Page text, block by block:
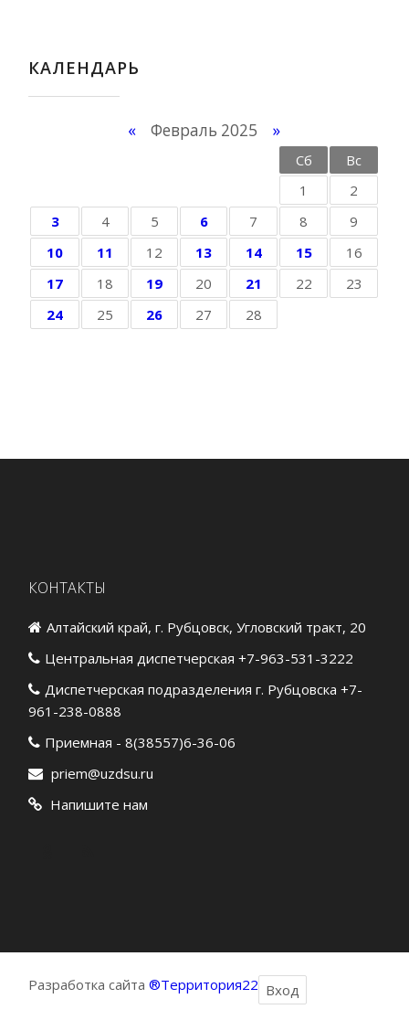
КАЛЕНДАРЬ
« Февраль 2025 »
Сб
Вс
1
2
3
4 5 6 7 8
9
10
11 12 13 14 15
16
17
18 19 20 21 22
23
24
25 26 27 28
КОНТАКТЫ
Алтайский край, г. Рубцовск, Угловский тракт, 20
Центральная диспетчерская +7-963-531-3222
Диспетчерская подразделения г. Рубцовска +7-
961-238-0888
Приемная - 8(38557)6-36-06
priem@uzdsu.ru
Напишите нам
Разработка сайта®Территория22 Вход